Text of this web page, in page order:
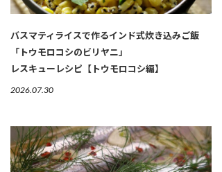
バスマティライスで作るインド式炊き込みご飯
「トウモロコシのビリヤニ」
レスキューレシピ【トウモロコシ編】
2026.07.30